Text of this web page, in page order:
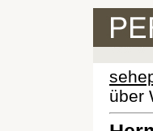
über